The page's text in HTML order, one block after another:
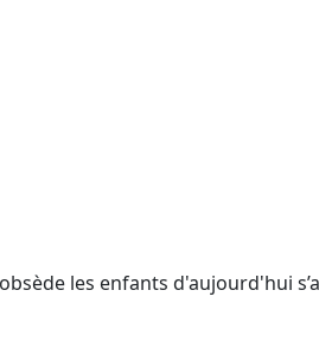
les enfants d'aujourd'hui